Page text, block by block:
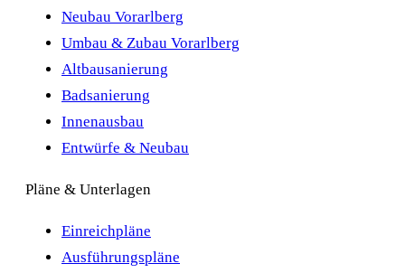
Neubau Vorarlberg
Umbau & Zubau Vorarlberg
Altbausanierung
Badsanierung
Innenausbau
Entwürfe & Neubau
Pläne & Unterlagen
Einreichpläne
Ausführungspläne